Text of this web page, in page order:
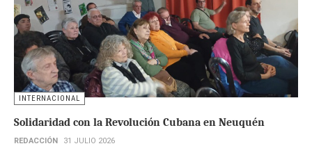
INTERNACIONAL
Solidaridad con la Revolución Cubana en Neuquén
REDACCIÓN 31 JULIO 2026